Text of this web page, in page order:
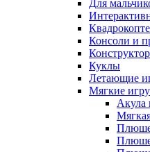
Для
Консоли и
Куклы
Летающие
Мягкие
Акула